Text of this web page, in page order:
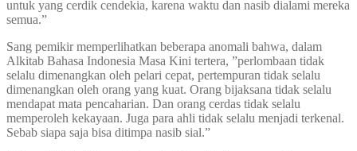
untuk yang cerdik cendekia, karena waktu dan nasib dialami mereka
semua.”
Sang pemikir memperlihatkan beberapa anomali bahwa, dalam
Alkitab Bahasa Indonesia Masa Kini tertera, ”perlombaan tidak
selalu dimenangkan oleh pelari cepat, pertempuran tidak selalu
dimenangkan oleh orang yang kuat. Orang bijaksana tidak selalu
mendapat mata pencaharian. Dan orang cerdas tidak selalu
memperoleh kekayaan. Juga para ahli tidak selalu menjadi terkenal.
Sebab siapa saja bisa ditimpa nasib sial.”